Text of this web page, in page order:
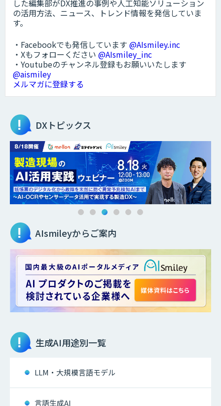
した編集部がDX推進の事例や人工知能ソリューション
の活用方法、ニュース、トレンド情報を発信していま
す。
・Facebookでも発信しています @AIsmiley.inc
・Xもフォローください @AIsmiley_inc
・Youtubeのチャンネル登録もお願いいたします
@aismiley
メルマガに登録する
DXトピックス
AIsmileyからご案内
生成AI用途別一覧
LLM・大規模言語モデル
言語生成AI